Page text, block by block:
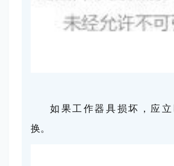
如果工作器具损坏，应
换。